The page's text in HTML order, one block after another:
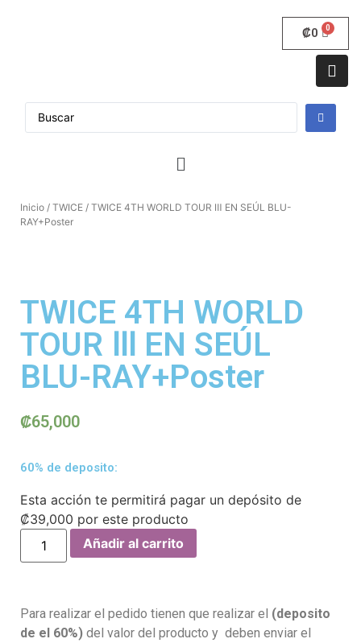
₡0
Inicio / TWICE / TWICE 4TH WORLD TOUR Ⅲ EN SEÚL BLU-
RAY+Poster
TWICE 4TH WORLD
TOUR Ⅲ EN SEÚL
BLU-RAY+Poster
₡65,000
60% de deposito:
Esta acción te permitirá pagar un depósito de
₡39,000 por este producto
Añadir al carrito
Para realizar el pedido tienen que realizar el (deposito
de el 60%) del valor del producto y deben enviar el